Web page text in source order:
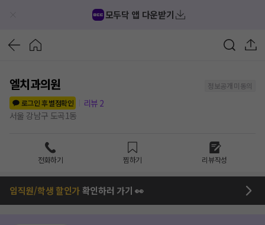
모두닥 앱 다운받기
엘치과의원
정보공개 미동의
로그인 후 별점확인
리뷰 2
서울 강남구 도곡1동
전화하기 찜하기 리뷰작성
임직원/학생 할인가확인하러 가기 👀